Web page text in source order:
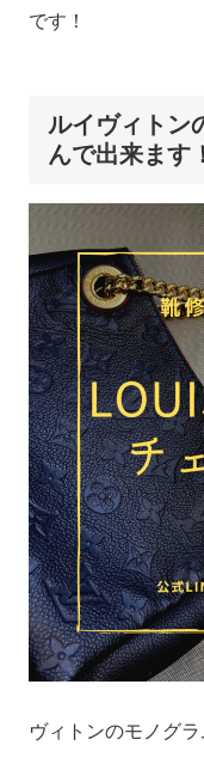
です！
ルイヴィトン
んで出来ます！
ヴィトンのモノグ